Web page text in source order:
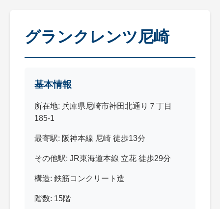
グランクレンツ尼崎
基本情報
所在地: 兵庫県尼崎市神田北通り７丁目
185-1
最寄駅: 阪神本線 尼崎 徒歩13分
その他駅: JR東海道本線 立花 徒歩29分
構造: 鉄筋コンクリート造
階数: 15階